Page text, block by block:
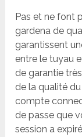
Pas et ne font
gardena de
garantissent
entre le tuyau
de garantie
de la qualité
compte
de passe que
session a